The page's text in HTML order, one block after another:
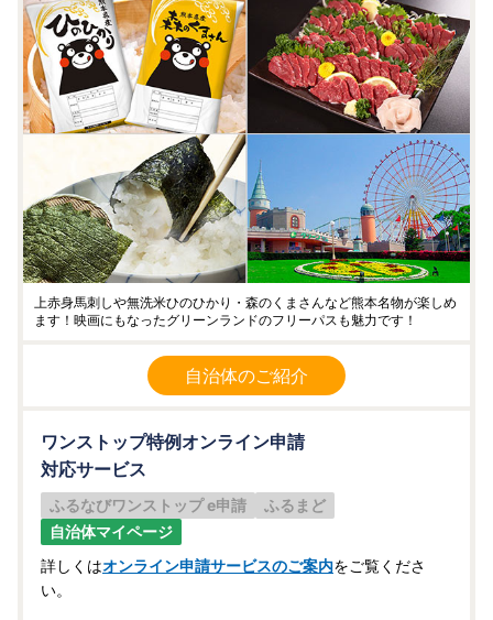
上赤身馬刺しや無洗米ひのひかり・森のくまさんなど熊本名物が楽しめ
ます！映画にもなったグリーンランドのフリーパスも魅力です！
自治体のご紹介
ワンストップ特例オンライン申請
対応サービス
ふるなびワンストップ e申請
ふるまど
自治体マイページ
詳しくはオンライン申請サービスのご案内をご覧くださ
い。